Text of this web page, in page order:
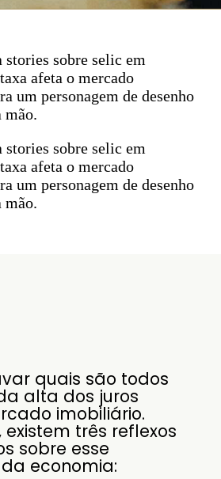
sobre selic em
afeta o mercado
um personagem de desenho
mão.
sobre selic em
afeta o mercado
um personagem de desenho
mão.
quais são todos
alta dos juros
imobiliário.
existem três reflexos
sobre esse
economia: